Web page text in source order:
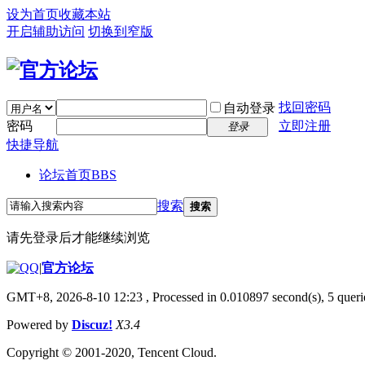
设为首页收藏本站
开启辅助访问 切换到窄版
自动登录 找回密码
密码
登录
立即注册
快捷导航
论坛首页BBS
搜索 搜索
请先登录后才能继续浏览
|官方论坛
GMT+8, 2026-8-10 12:23 , Processed in 0.010897 second(s), 5
Powered by Discuz! X3.4
Copyright © 2001-2020, Tencent Cloud.